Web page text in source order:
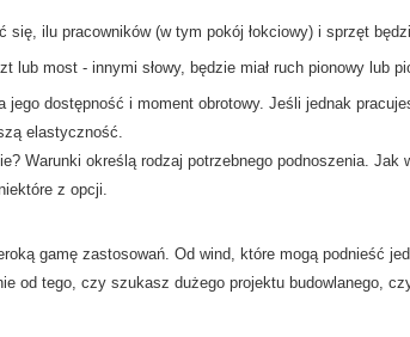
ilu pracowników (w tym pokój łokciowy) i sprzęt
most - innymi słowy, będzie miał ruch pionowy lub
dostępność i moment obrotowy. Jeśli jednak
elastyczność.
Warunki określą rodzaj potrzebnego podnoszenia.
z opcji.
gamę zastosowań. Od wind, które mogą podnieść
od tego, czy szukasz dużego projektu budowlanego,